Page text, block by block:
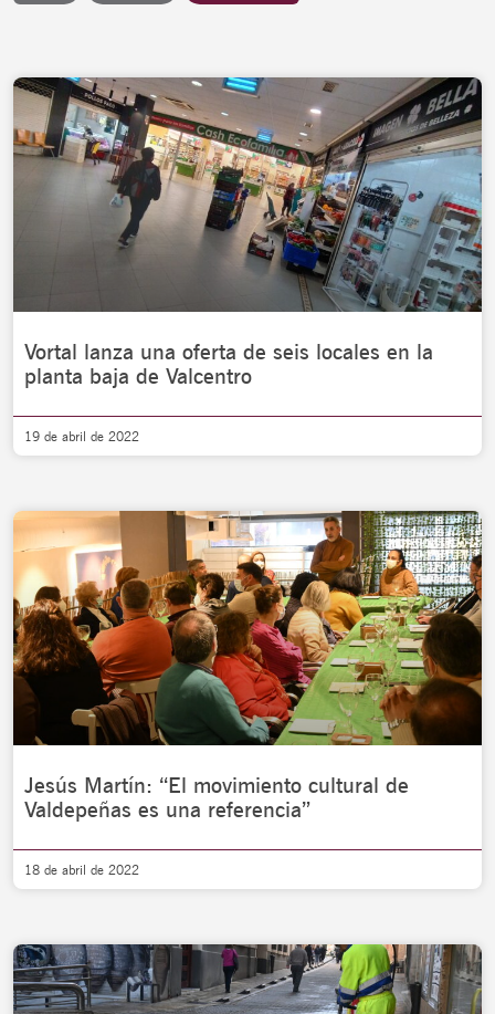
Vortal lanza una oferta de seis locales en la
planta baja de Valcentro
19 de abril de 2022
Jesús Martín: “El movimiento cultural de
Valdepeñas es una referencia”
18 de abril de 2022